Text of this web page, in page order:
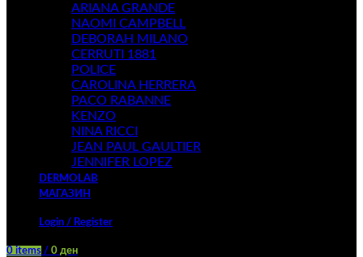
ARIANA GRANDE
NAOMI CAMPBELL
DEBORAH MILANO
CERRUTI 1881
POLICE
CAROLINA HERRERA
PACO RABANNE
KENZO
NINA RICCI
JEAN PAUL GAULTIER
JENNIFER LOPEZ
DERMOLAB
МАГАЗИН
Login / Register
0 items / 0 ден